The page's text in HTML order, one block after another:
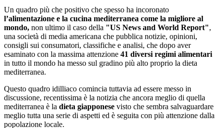
Un quadro più che positivo che spesso ha incoronato
l’alimentazione e la cucina mediterranea come la migliore al
mondo, non ultimo il caso della "US News and World Report",
una società di media americana che pubblica notizie, opinioni,
consigli sui consumatori, classifiche e analisi, che dopo aver
esaminato con la massima attenzione 41 diversi regimi alimentari
in tutto il mondo ha messo sul gradino più alto proprio la dieta
mediterranea.
Questo quadro idilliaco comincia tuttavia ad essere messo in
discussione, recentissima è la notizia che ancora meglio di quella
mediterranea è la dieta giapponese visto che sembra salvaguardare
meglio tutta una serie di aspetti ed è seguita con più attenzione dalla
popolazione locale.